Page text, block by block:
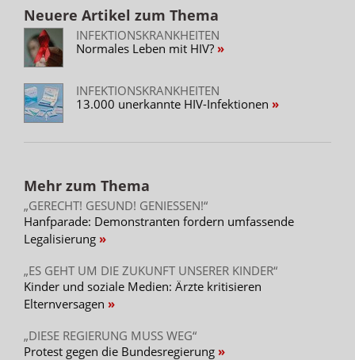
Neuere Artikel zum Thema
INFEKTIONSKRANKHEITEN
Normales Leben mit HIV?
INFEKTIONSKRANKHEITEN
13.000 unerkannte HIV-Infektionen
Mehr zum Thema
„GERECHT! GESUND! GENIESSEN!“
Hanfparade: Demonstranten fordern umfassende
Legalisierung
„ES GEHT UM DIE ZUKUNFT UNSERER KINDER“
Kinder und soziale Medien: Ärzte kritisieren
Elternversagen
„DIESE REGIERUNG MUSS WEG“
Protest gegen die Bundesregierung